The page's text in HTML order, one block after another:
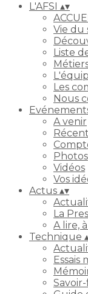
L'AFSI ▴▾
Vie du
Liste
Les
Nous
A venir
Photos
Vidéos
Vos
Actus ▴▾
La
A lire,
Technique
Essais